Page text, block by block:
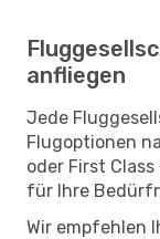
anfliegen
Jede
Flugoptionen
oder First
für Ihre
Wir empfehlen